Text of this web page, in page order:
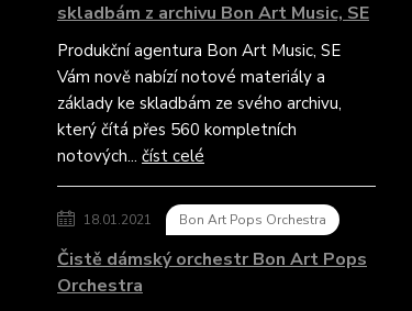
skladbám z archivu Bon Art Music, SE
Produkční agentura Bon Art Music, SE
Vám nově nabízí notové materiály a
základy ke skladbám ze svého archivu,
který čítá přes 560 kompletních
notových... číst celé
18.01.2021 Bon Art Pops Orchestra
Čistě dámský orchestr Bon Art Pops
Orchestra